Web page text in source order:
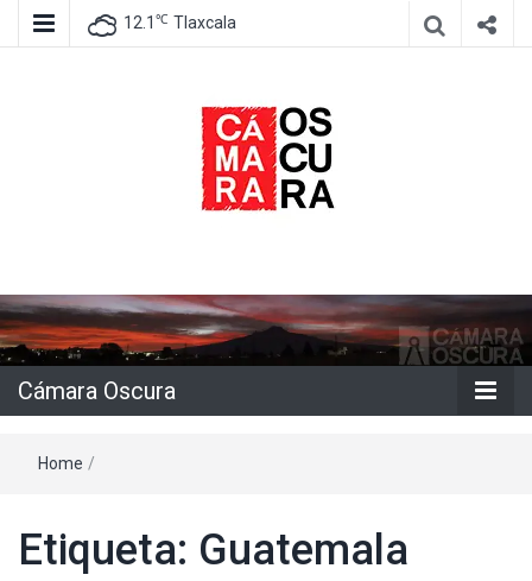
12.1 ℃ Tlaxcala
Cámara
Oscura
Cámara Oscura
Home /
Etiqueta: Guatemala